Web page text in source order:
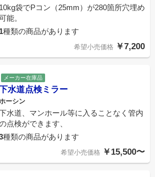
10kg袋でPコン（25mm）が280箇所穴埋め
能。
1種類の商品があります
希望小売価格 ￥7,200
メーカー在庫品
水道点検ミラー
ーシン
水道、マンホール等に入ることなく管内
点検ができます、
種類の商品があります
希望小売価格 ￥15,500〜